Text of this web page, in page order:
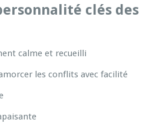
clés des
calme et recueilli
les conflits avec facilité